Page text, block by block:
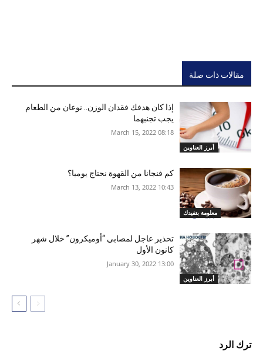
مقالات ذات صلة
أبرز العناوين
إذا كان هدفك فقدان الوزن.. نوعان من الطعام
يجب تجنبهما
08:18 2022 ,March 15
معلومة بتفيدك
كم فنجانا من القهوة نحتاج يوميا؟
10:43 2022 ,March 13
أبرز العناوين
تحذير عاجل لمصابي “أوميكرون” خلال شهر
كانون الأول
13:00 2022 ,January 30
ترك الرد